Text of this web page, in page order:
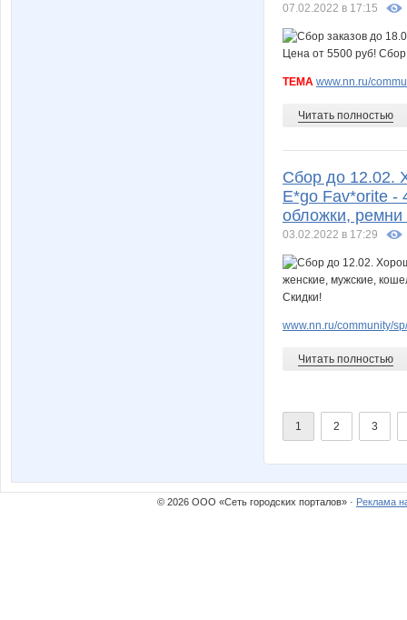
07.02.2022 в 17:15
ТЕМА www.nn.ru/
Читать полностью
Сбор до 12.02.
E*go Fav*orite -
обложки, ремни
03.02.2022 в 17:29
www.nn.ru/community/
Читать полностью
1 2 3
© 2026 ООО «Сеть городских порталов» · Реклама